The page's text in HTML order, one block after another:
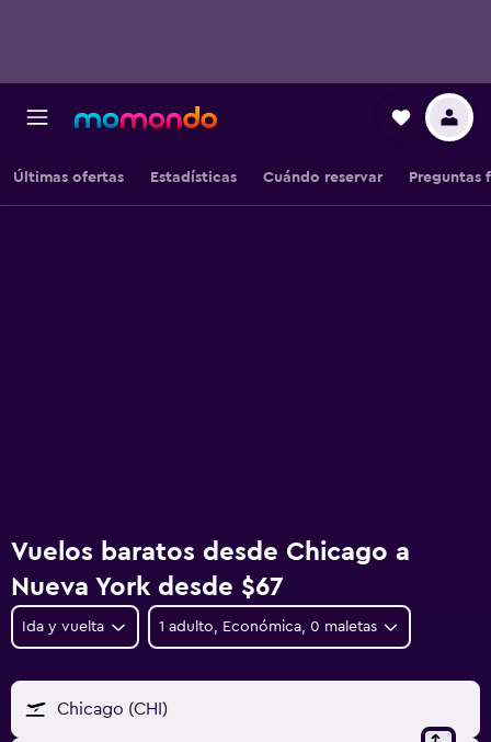
Últimas ofertas Estadísticas Cuándo reservar Preguntas
Vuelos baratos desde Chicago a
Nueva York desde $67
Ida y vuelta 1 adulto, Económica, 0 maletas
Chicago (CHI)